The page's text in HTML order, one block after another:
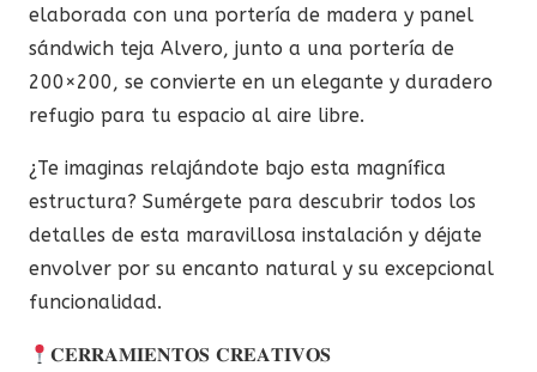
elaborada con una portería de madera y panel
sándwich teja Alvero, junto a una portería de
200×200, se convierte en un elegante y duradero
refugio para tu espacio al aire libre.
¿Te imaginas relajándote bajo esta magnífica
estructura? Sumérgete para descubrir todos los
detalles de esta maravillosa instalación y déjate
envolver por su encanto natural y su excepcional
funcionalidad.
𝐂𝐄𝐑𝐑𝐀𝐌𝐈𝐄𝐍𝐓𝐎𝐒 𝐂𝐑𝐄𝐀𝐓𝐈𝐕𝐎𝐒